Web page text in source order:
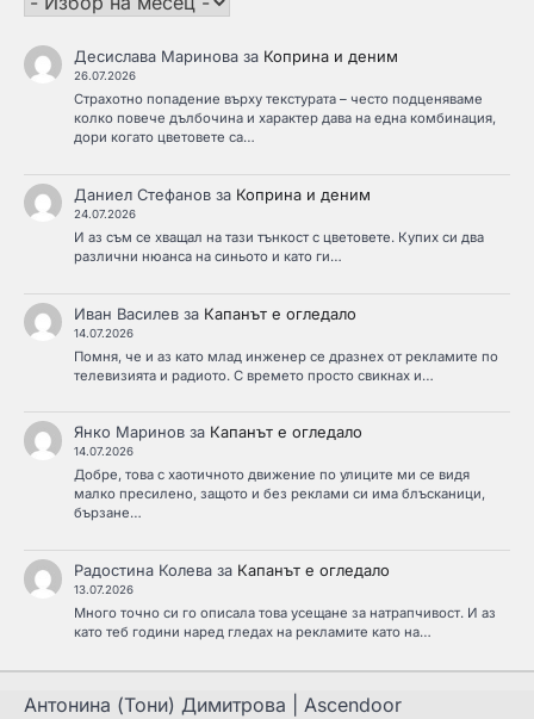
Десислава Мариноваза Коприна и деним
26.07.2026
Страхотно попадение върху текстурата – често подценяваме
колко повече дълбочина и характер дава на една комбинация,
дори когато цветовете са…
Даниел Стефановза Коприна и деним
24.07.2026
И аз съм се хващал на тази тънкост с цветовете. Купих си два
различни нюанса на синьото и като ги…
Иван Василевза Капанът е огледало
14.07.2026
Помня, че и аз като млад инженер се дразнех от рекламите по
телевизията и радиото. С времето просто свикнах и…
Янко Мариновза Капанът е огледало
14.07.2026
Добре, това с хаотичното движение по улиците ми се видя
малко пресилено, защото и без реклами си има блъсканици,
бързане…
Радостина Колеваза Капанът е огледало
13.07.2026
Много точно си го описала това усещане за натрапчивост. И аз
като теб години наред гледах на рекламите като на…
Антонина (Тони) Димитрова | Ascendoor